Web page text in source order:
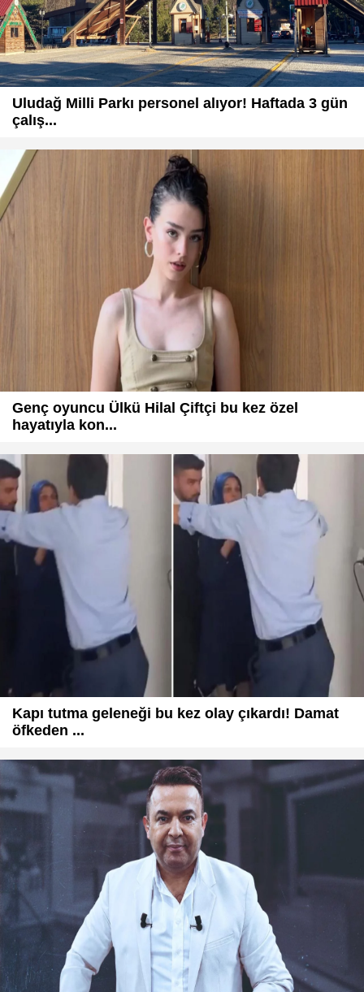
Uludağ Milli Parkı personel alıyor! Haftada 3 gün
çalış...
Genç oyuncu Ülkü Hilal Çiftçi bu kez özel
hayatıyla kon...
Kapı tutma geleneği bu kez olay çıkardı! Damat
öfkeden ...